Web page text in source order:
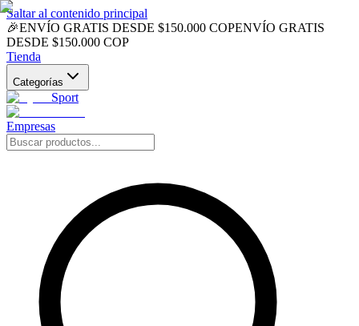
Saltar al contenido principal
🎉ENVÍO GRATIS DESDE $150.000 COPENVÍO GRATIS
DESDE $150.000 COP
Tienda
Categorías
Sport
Empresas